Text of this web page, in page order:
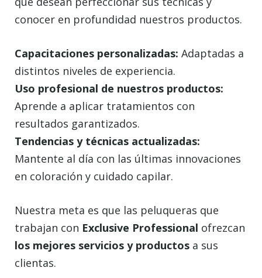
conocer en profundidad nuestros productos.
Capacitaciones personalizadas: Adaptadas a
distintos niveles de experiencia.
Uso profesional de nuestros productos:
Aprende a aplicar tratamientos con
resultados garantizados.
Tendencias y técnicas actualizadas:
Mantente al día con las últimas innovaciones
en coloración y cuidado capilar.
Nuestra meta es que las peluqueras que
trabajan con Exclusive Professional ofrezcan
los mejores servicios y productos a sus
clientas.